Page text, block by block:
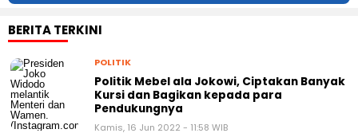
BERITA TERKINI
POLITIK
Politik Mebel ala Jokowi, Ciptakan Banyak
Kursi dan Bagikan kepada para
Pendukungnya
Kamis, 16 Jun 2022 - 11:58 WIB